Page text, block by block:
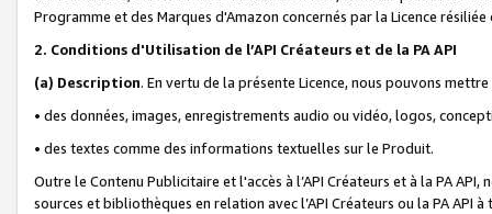
Programme et des Marques d'Amazon concernés par la Licence
2. Conditions d'Utilisation de l’API Créateurs et de la PA API
(a) Description. En vertu de la présente Licence, nous pouvons
• des données, images, enregistrements audio ou vidéo, logos,
• des textes comme des informations textuelles sur le Produit.
Outre le Contenu Publicitaire et l'accès à l’API Créateurs et à la PA
sources et bibliothèques en relation avec l’API Créateurs ou la PA